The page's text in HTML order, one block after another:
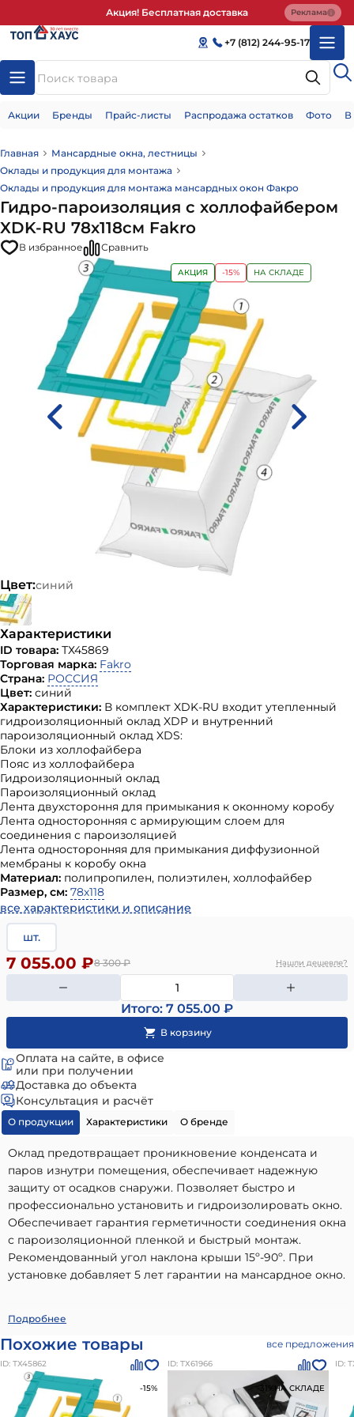
Акция! Бесплатная доставка Реклама
+7 (812) 244-95-17
Акции Бренды Прайс-листы Распродажа остатков Фото
Главная
Мансардные окна, лестницы
Оклады и продукция для монтажа
Оклады и продукция для монтажа мансардных окон Факро
Гидро-пароизоляция с холлофайбером
XDK-RU 78х118см Fakro
В избранное Сравнить
АКЦИЯ -15% НА СКЛАДЕ
Цвет:синий
Характеристики
ID товара: ТХ45869
Торговая марка: Fakro
Страна: РОССИЯ
Цвет: синий
Характеристики: В комплект XDK-RU входит утепленный
гидроизоляционный оклад XDP и внутренний
пароизоляционный оклад XDS:
Блоки из холлофайбера
Пояс из холлофайбера
Гидроизоляционный оклад
Пароизоляционный оклад
Лента двухстороння для примыкания к оконному коробу
Лента односторонняя с армирующим слоем для
соединения с пароизоляцией
Лента односторонняя для примыкания диффузионной
мембраны к коробу окна
Материал: полипропилен, полиэтилен, холлофайбер
Размер, см: 78х118
все характеристики и описание
шт.
8 300₽
7 055.00 ₽ Нашли дешевле?
Итого: 7 055.00 ₽
Оплата на сайте, в офисе
или при получении
Доставка до объекта
Консультация и расчёт
О продукции Характеристики О бренде
Оклад предотвращает проникновение конденсата и
паров изнутри помещения, обеспечивает надежную
защиту от осадков снаружи. Позволяет быстро и
профессионально установить и гидроизолировать окно.
Обеспечивает гарантия герметичности соединения окна
с пароизоляционной пленкой и быстрый монтаж.
Рекомендованный угол наклона крыши 15º-90º. При
установке добавляет 5 лет гарантии на мансардное окно.
Гидро-пароизоляция с холлофайбером XDK-RU
подходящий для использования в частном малоэтажном
строительстве. Наши материалы брендаОклады и
продукция для монтажа мансардных окон Факро
отличаются долговечностью, надежностью и
Подробнее
Похожие товары все предложения
ID: ТХ45862
-15%
ID: ТХ61966
-31% НА СКЛАДЕ
ID: